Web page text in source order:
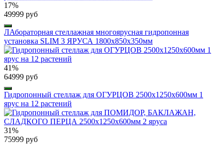
17%
49999 руб
ЛАбораторная стеллажная многоярусная гидропонная
установка SLIM 3 ЯРУСА 1800x850x350мм
41%
64999 руб
Гидропонный стеллаж для ОГУРЦОВ 2500х1250х600мм 1
ярус на 12 растений
31%
75999 руб